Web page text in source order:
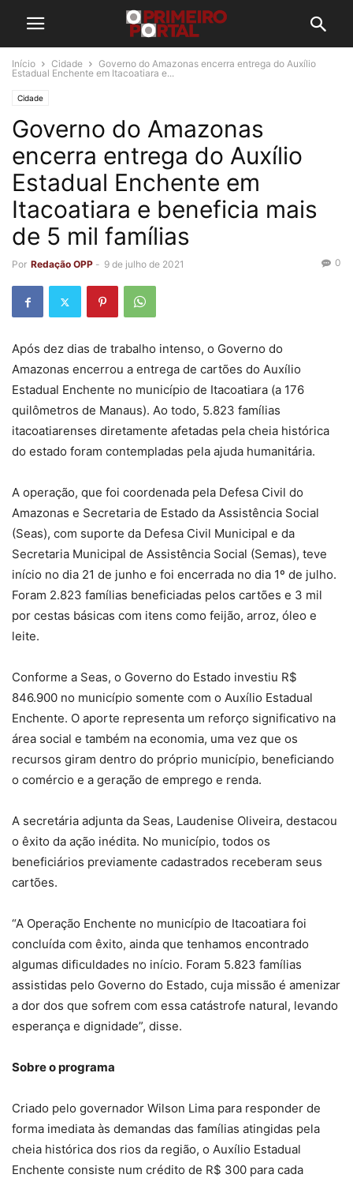
Início Cidade
Governo do Amazonas encerra entrega do Auxílio
Estadual Enchente em Itacoatiara e...
Cidade
Governo do Amazonas
encerra entrega do Auxílio
Estadual Enchente em
Itacoatiara e beneficia mais
de 5 mil famílias
Por Redação OPP - 9 de julho de 2021 0
Após dez dias de trabalho intenso, o Governo do
Amazonas encerrou a entrega de cartões do Auxílio
Estadual Enchente no município de Itacoatiara (a 176
quilômetros de Manaus). Ao todo, 5.823 famílias
itacoatiarenses diretamente afetadas pela cheia histórica
do estado foram contempladas pela ajuda humanitária.
A operação, que foi coordenada pela Defesa Civil do
Amazonas e Secretaria de Estado da Assistência Social
(Seas), com suporte da Defesa Civil Municipal e da
Secretaria Municipal de Assistência Social (Semas), teve
início no dia 21 de junho e foi encerrada no dia 1º de julho.
Foram 2.823 famílias beneficiadas pelos cartões e 3 mil
por cestas básicas com itens como feijão, arroz, óleo e
leite.
Conforme a Seas, o Governo do Estado investiu R$
846.900 no município somente com o Auxílio Estadual
Enchente. O aporte representa um reforço significativo na
área social e também na economia, uma vez que os
recursos giram dentro do próprio município, beneficiando
o comércio e a geração de emprego e renda.
A secretária adjunta da Seas, Laudenise Oliveira, destacou
o êxito da ação inédita. No município, todos os
beneficiários previamente cadastrados receberam seus
cartões.
“A Operação Enchente no município de Itacoatiara foi
concluída com êxito, ainda que tenhamos encontrado
algumas dificuldades no início. Foram 5.823 famílias
assistidas pelo Governo do Estado, cuja missão é amenizar
a dor dos que sofrem com essa catástrofe natural, levando
esperança e dignidade”, disse.
Sobre o programa
Criado pelo governador Wilson Lima para responder de
forma imediata às demandas das famílias atingidas pela
cheia histórica dos rios da região, o Auxílio Estadual
Enchente consiste num crédito de R$ 300 para cada